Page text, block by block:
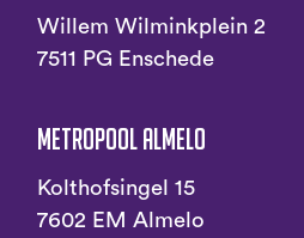
Willem Wilminkplein 2
7511 PG Enschede
Metropool Almelo
Kolthofsingel 15
7602 EM Almelo